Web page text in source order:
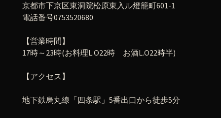
京都市下京区東洞院松原東入ル燈籠町601-1
電話番号0753520680
【営業時間】
17時～23時(お料理L.O22時 お酒L.O22時半)
【アクセス】
地下鉄烏丸線「四条駅」5番出口から徒歩5分